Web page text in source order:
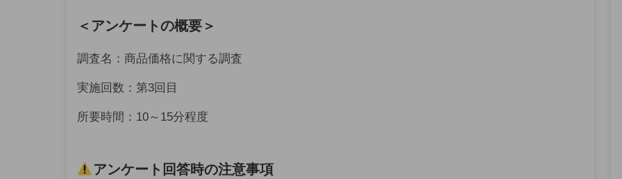
＜アンケートの概要＞
調査名：商品価格に関する調査
実施回数：第3回目
所要時間：10～15分程度
アンケート回答時の注意事項